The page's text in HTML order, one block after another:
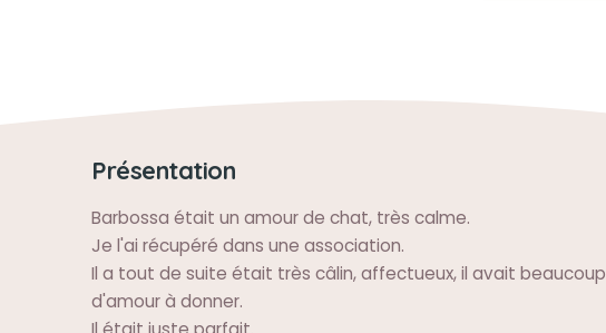
Présentation
Barbossa était un amour de chat, très calme.
Je l'ai récupéré dans une association.
Il a tout de suite était très câlin, affectueux, il avait beaucoup
d'amour à donner.